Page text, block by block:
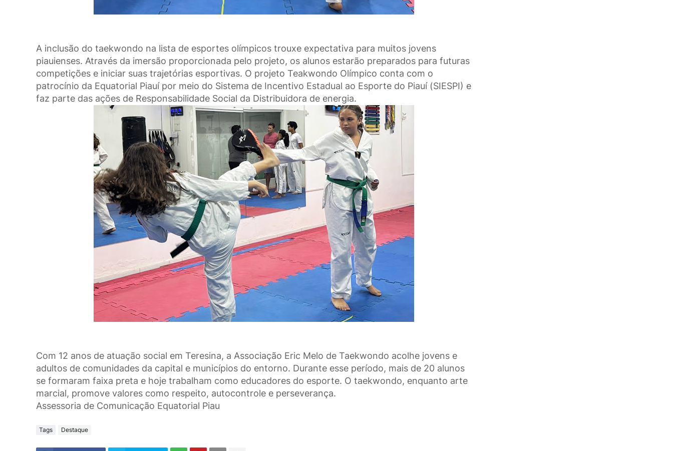
A inclusão do taekwondo na lista de esportes olímpicos trouxe expectativa para muitos jovens
piauienses. Através da imersão proporcionada pelo projeto, os alunos estarão preparados para futuras
competições e iniciar suas trajetórias esportivas. O projeto Teakwondo Olímpico conta com o
patrocínio da Equatorial Piauí por meio do Sistema de Incentivo Estadual ao Esporte do Piauí (SIESPI) e
faz parte das ações de Responsabilidade Social da Distribuidora de energia.
Com 12 anos de atuação social em Teresina, a Associação Eric Melo de Taekwondo acolhe jovens e
adultos de comunidades da capital e municípios do entorno. Durante esse período, mais de 20 alunos
se formaram faixa preta e hoje trabalham como educadores do esporte. O taekwondo, enquanto arte
marcial, promove valores como respeito, autocontrole e perseverança.
Assessoria de Comunicação Equatorial Piau
Tags Destaque